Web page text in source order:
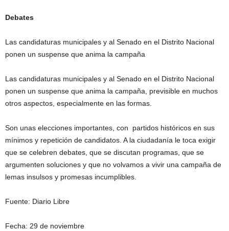
Debates
Las candidaturas municipales y al Senado en el Distrito Nacional
ponen un suspense que anima la campaña
Las candidaturas municipales y al Senado en el Distrito Nacional
ponen un suspense que anima la campaña, previsible en muchos
otros aspectos, especialmente en las formas.
Son unas elecciones importantes, con partidos históricos en sus
mínimos y repetición de candidatos. A la ciudadanía le toca exigir
que se celebren debates, que se discutan programas, que se
argumenten soluciones y que no volvamos a vivir una campaña de
lemas insulsos y promesas incumplibles.
Fuente: Diario Libre
Fecha: 29 de noviembre